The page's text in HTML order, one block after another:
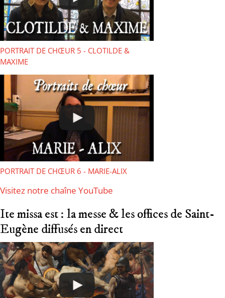
PORTRAIT DE CHŒUR 5 - CLOTILDE &
MAXIME
PORTRAIT DE CHŒUR 6 - MARIE-ALIX
Visitez notre chaîne YouTube
Ite missa est : la messe & les offices de Saint-
Eugène diffusés en direct